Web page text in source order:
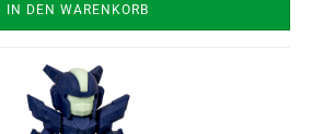
IN DEN WARENKORB